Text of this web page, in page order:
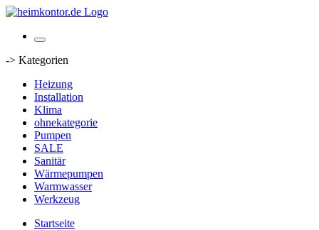
-> Kategorien
Heizung
Installation
Klima
ohnekategorie
Pumpen
SALE
Sanitär
Wärmepumpen
Warmwasser
Werkzeug
Startseite